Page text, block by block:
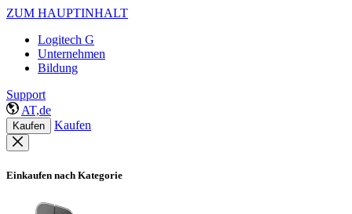
ZUM HAUPTINHALT
Logitech G
Unternehmen
Bildung
Support
AT,de
Kaufen Kaufen
Einkaufen nach Kategorie